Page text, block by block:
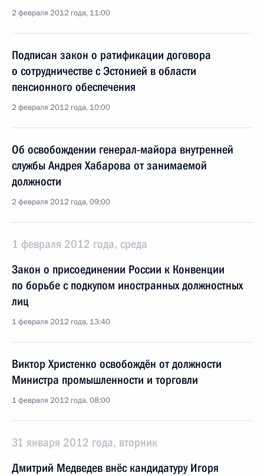
2 февраля 2012 года, 11:00
Подписан закон о ратификации договора
о сотрудничестве с Эстонией в области
пенсионного обеспечения
2 февраля 2012 года, 10:00
Об освобождении генерал-майора внутренней
службы Андрея Хабарова от занимаемой
должности
2 февраля 2012 года, 09:00
1 февраля 2012 года, среда
Закон о присоединении России к Конвенции
по борьбе с подкупом иностранных должностных
лиц
1 февраля 2012 года, 13:40
Виктор Христенко освобождён от должности
Министра промышленности и торговли
1 февраля 2012 года, 08:00
31 января 2012 года, вторник
Дмитрий Медведев внёс кандидатуру Игоря